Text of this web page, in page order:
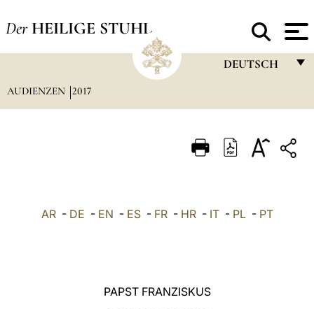
Der HEILIGE STUHL
DEUTSCH
ITALIANO
AUDIENZEN 2017
AR- DE - EN - ES- FR- HR- IT- PL- PT
PAPST FRANZISKUS